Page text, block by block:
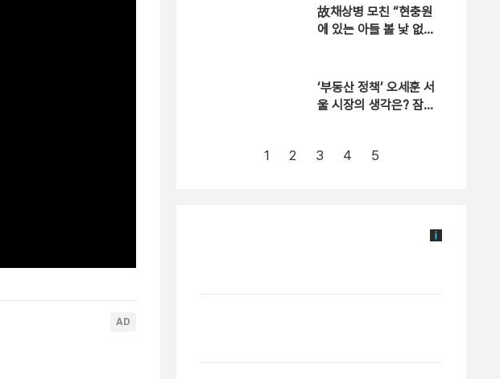
故채상병 모친 “현충원
에 있는 아들 볼 낯 없
‘부동산 정책’ 오세훈 서
울 시장의 생각은? 잠시
1 2 3 4 5